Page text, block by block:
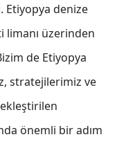
Etiyopya denize
limanı üzerinden
de Etiyopya
stratejilerimiz ve
önemli bir adım